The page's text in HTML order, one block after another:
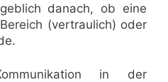
danach, ob eine
(vertraulich) oder
in der